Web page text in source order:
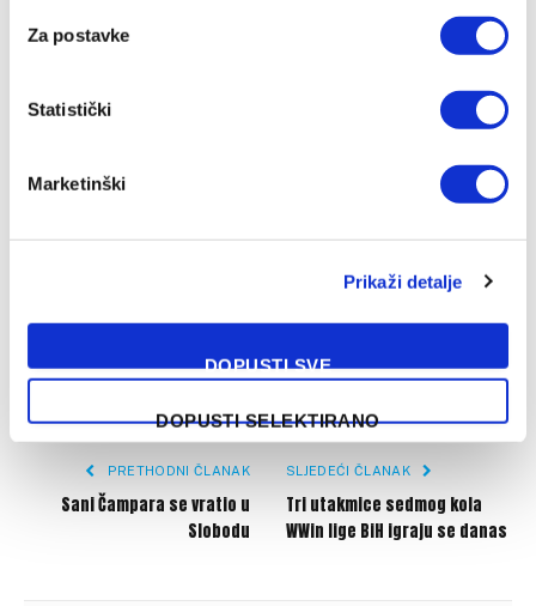
Za postavke
Statistički
Marketinški
Prikaži detalje
DOPUSTI SVE
DOPUSTI SELEKTIRANO
Standings provided by
Brest Liga prvaka Monaco RB Leipzig
Copy
Link
PRETHODNI ČLANAK
Sani Čampara se vratio u
Slobodu
SLJEDEĆI ČLANAK
Tri utakmice sedmog kola
WWin lige BiH igraju se danas